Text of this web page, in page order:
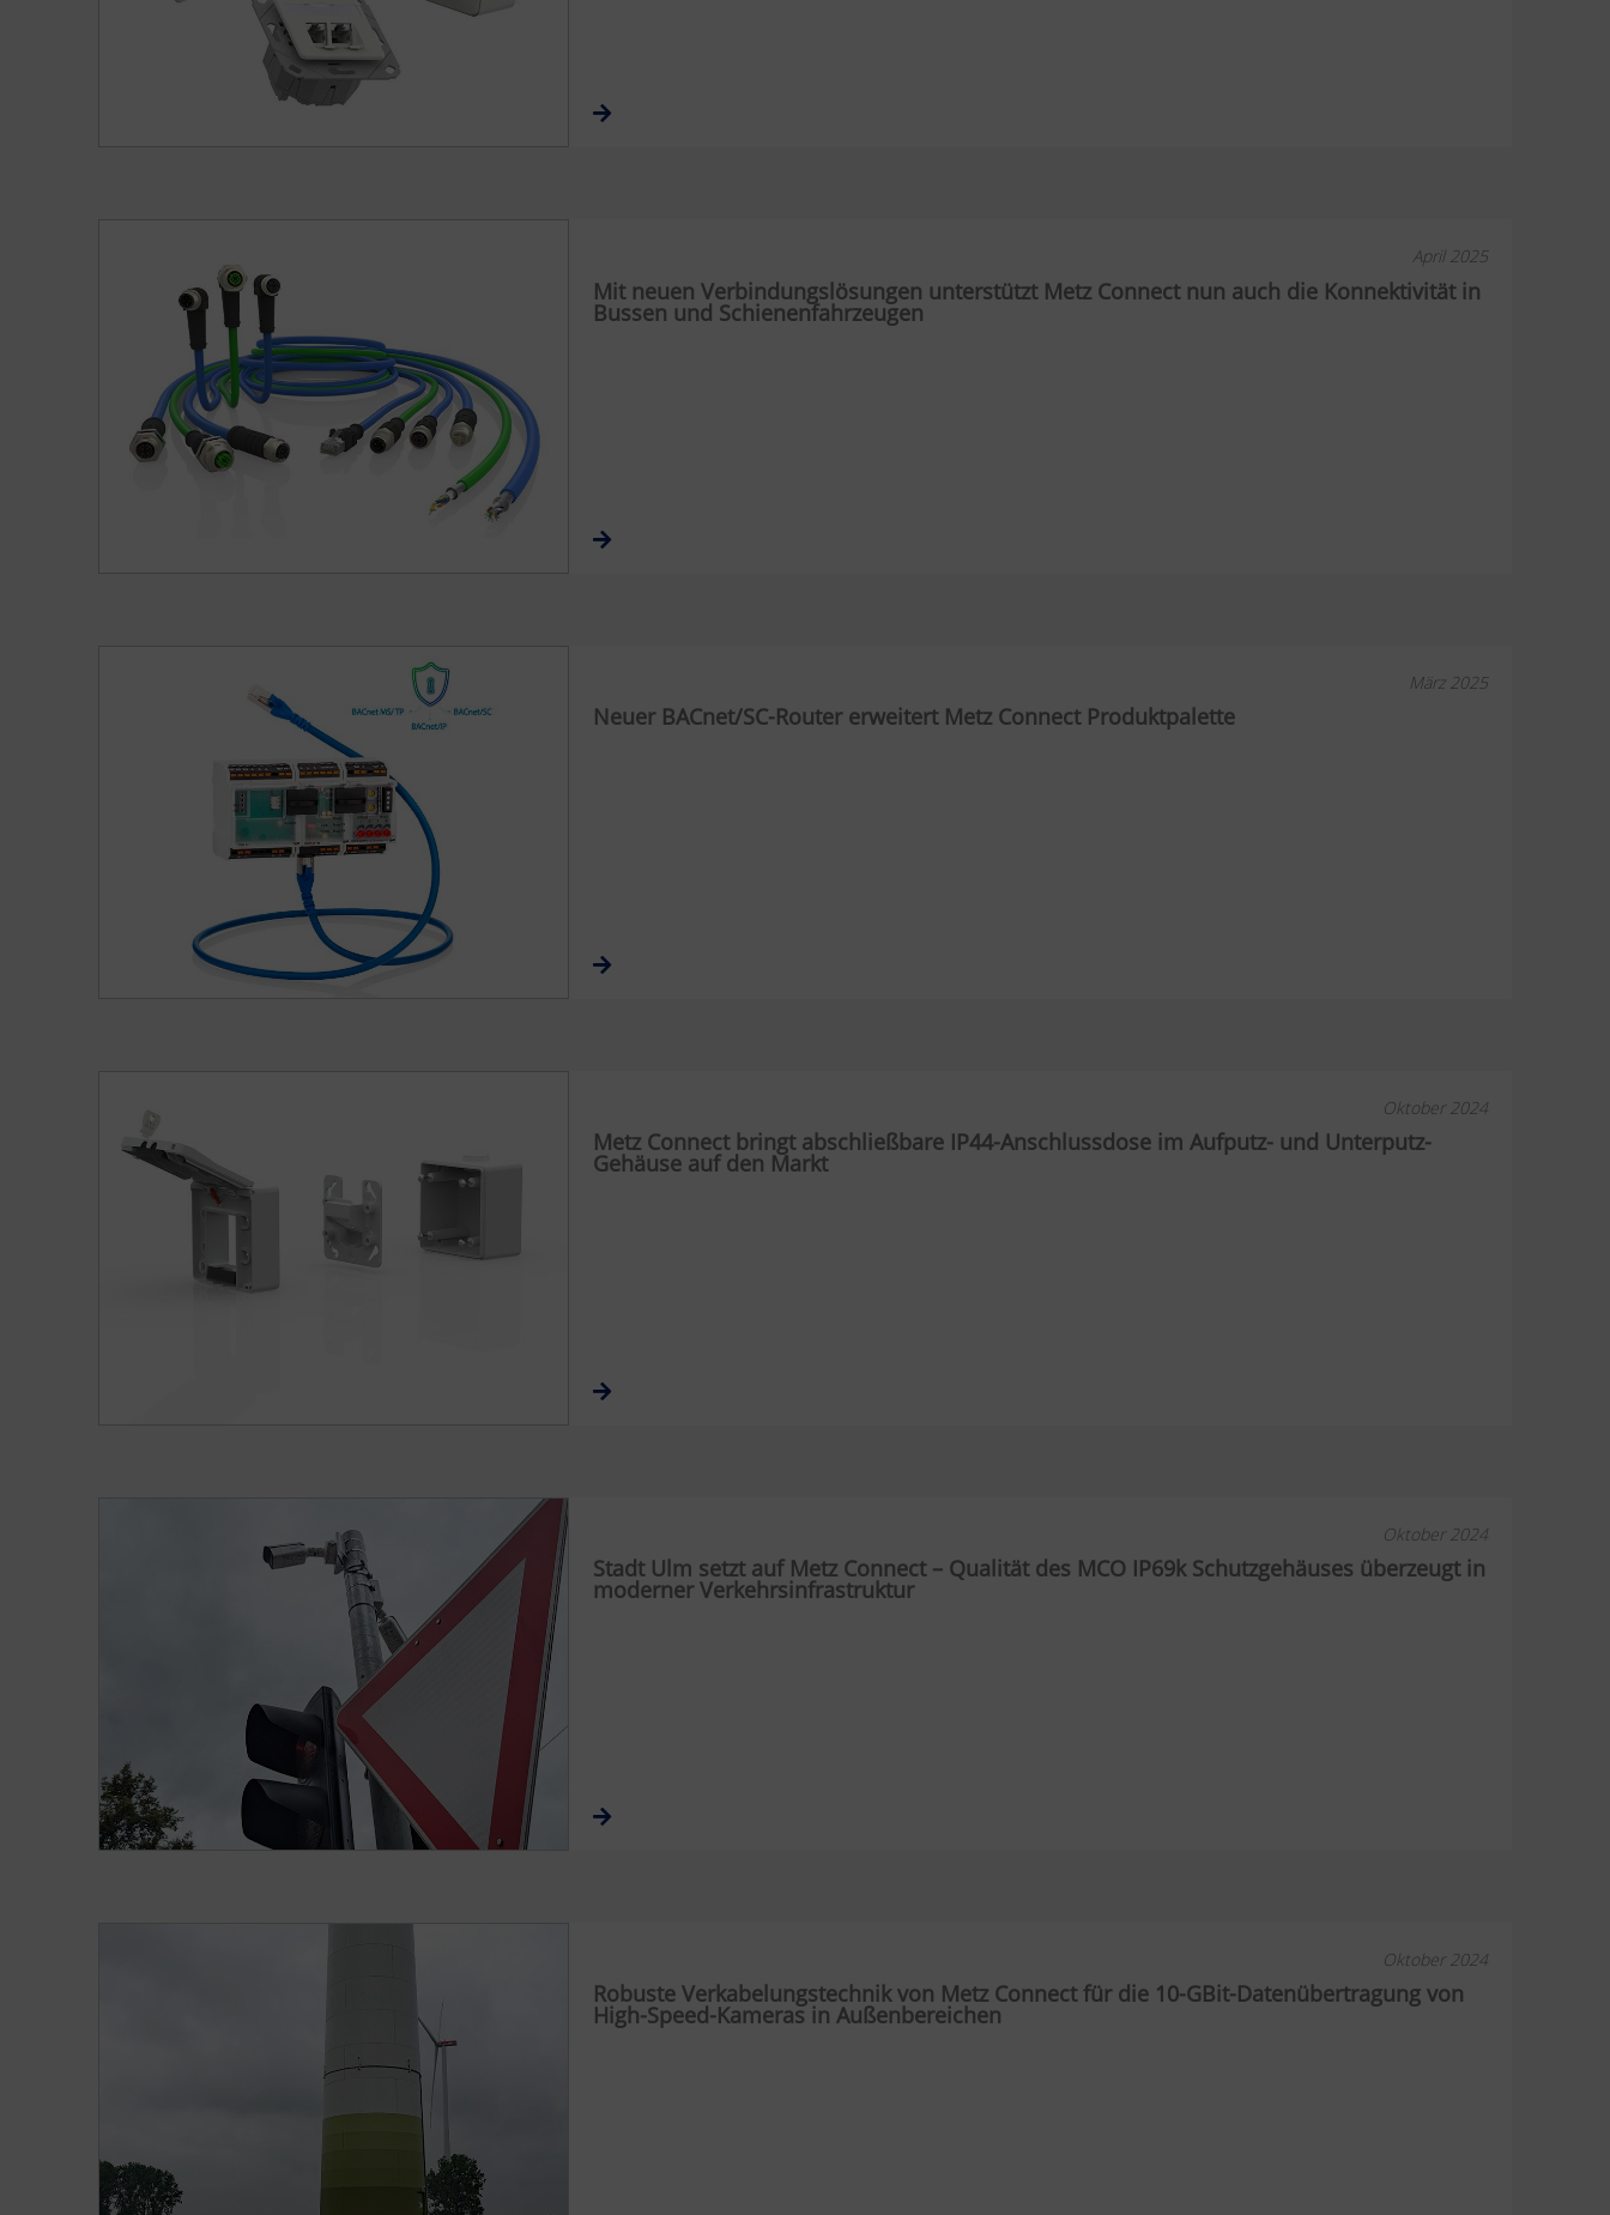
April 2025
Mit neuen Verbindungslösungen unterstützt Metz Connect nun auch die Konnektivität in
Bussen und Schienenfahrzeugen
März 2025
Neuer BACnet/SC-Router erweitert Metz Connect Produktpalette
Oktober 2024
Metz Connect bringt abschließbare IP44-Anschlussdose im Aufputz- und Unterputz-
Gehäuse auf den Markt
Oktober 2024
Stadt Ulm setzt auf Metz Connect – Qualität des MCO IP69k Schutzgehäuses überzeugt in
moderner Verkehrsinfrastruktur
Oktober 2024
Robuste Verkabelungstechnik von Metz Connect für die 10-GBit-Datenübertragung von
High-Speed-Kameras in Außenbereichen